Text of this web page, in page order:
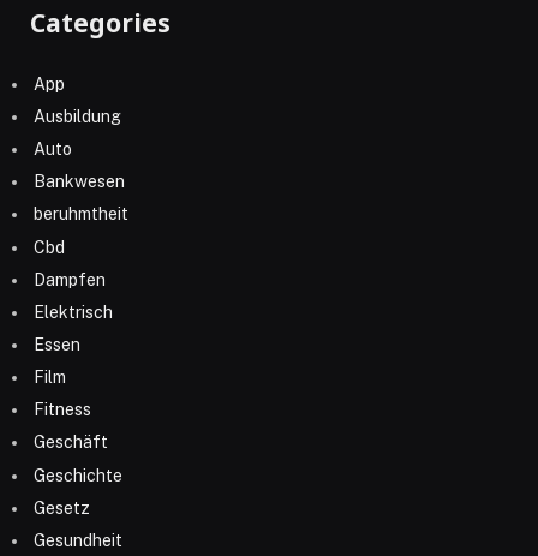
Categories
App
Ausbildung
Auto
Bankwesen
beruhmtheit
Cbd
Dampfen
Elektrisch
Essen
Film
Fitness
Geschäft
Geschichte
Gesetz
Gesundheit